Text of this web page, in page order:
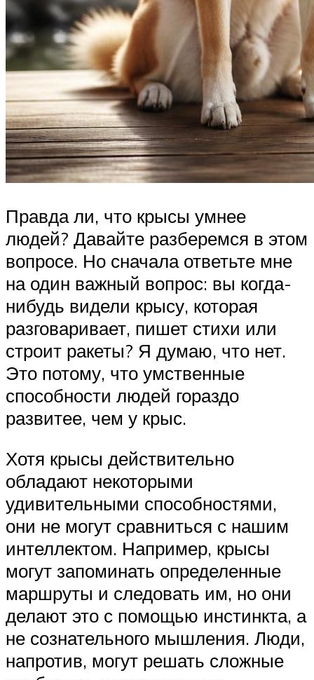
Правда ли, что крысы умнее
людей? Давайте разберемся в этом
вопросе. Но сначала ответьте мне
на один важный вопрос: вы когда-
нибудь видели крысу, которая
разговаривает, пишет стихи или
строит ракеты? Я думаю, что нет.
Это потому, что умственные
способности людей гораздо
развитее, чем у крыс.
Хотя крысы действительно
обладают некоторыми
удивительными способностями,
они не могут сравниться с нашим
интеллектом. Например, крысы
могут запоминать определенные
маршруты и следовать им, но они
делают это с помощью инстинкта, а
не сознательного мышления. Люди,
напротив, могут решать сложные